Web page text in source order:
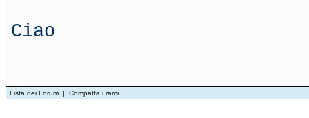
Ciao
Lista dei Forum | Compatta i rami